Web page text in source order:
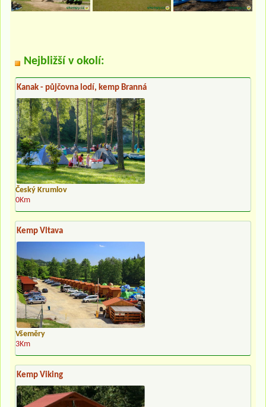
Nejbližší v okolí:
Kanak - půjčovna lodí, kemp Branná
Český Krumlov
0Km
Kemp Vltava
Všeměry
3Km
Kemp Viking